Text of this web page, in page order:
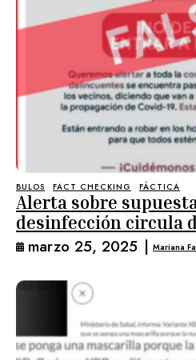
BULOS FACT CHECKING FÁCTICA
Alerta sobre
desinfección circula
marzo 25, 2025 | Mariana